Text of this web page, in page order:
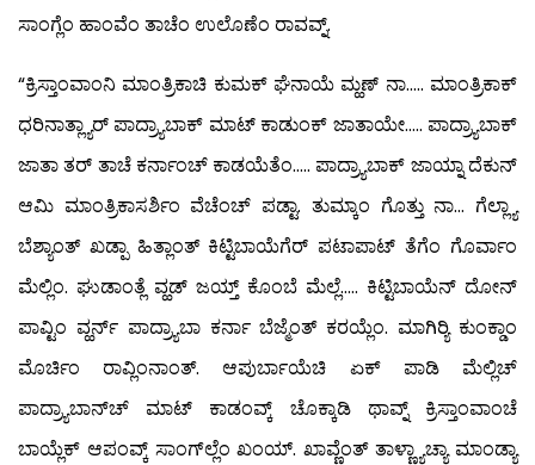
ಸಾಂಗ್ಲೆಂ ಹಾಂವೆಂ ತಾಚೆಂ ಉಲೊಣೆಂ ರಾವವ್ನ್.
“ಕ್ರಿಸ್ತಾಂವಾಂನಿ ಮಾಂತ್ರಿಕಾಚಿ ಕುಮಕ್ ಘೆನಾಯೆ ಮ್ಹಣ್ ನಾ….. ಮಾಂತ್ರಿಕಾಕ್
ಧರಿನಾತ್ಲ್ಯಾರ್ ಪಾದ್ರ್ಯಾಬಾಕ್ ಮಾಟ್ ಕಾಡುಂಕ್ ಜಾತಾಯೇ….. ಪಾದ್ರ್ಯಾಬಾಕ್
ಜಾತಾ ತರ್ ತಾಚೆ ಕರ್ನಾಂಚ್ ಕಾಡಯೆತೆಂ….. ಪಾದ್ರ್ಯಾಬಾಕ್ ಜಾಯ್ನಾ ದೆಕುನ್
ಆಮಿ ಮಾಂತ್ರಿಕಾಸರ್ಶಿಂ ವೆಚೆಂಚ್ ಪಡ್ಟಾ. ತುಮ್ಕಾಂ ಗೊತ್ತು ನಾ… ಗೆಲ್ಲ್ಯಾ
ಬೆಶ್ಯಾಂತ್ ಖಡ್ಪಾ ಹಿತ್ಲಾಂತ್ ಕಿಟ್ಟಿಬಾಯೆಗೆರ್ ಪಟಾಪಾಟ್ ತೆಗೆಂ ಗೊರ್ವಾಂ
ಮೆಲ್ಲಿಂ. ಘುಡಾಂತ್ಲೆ ವ್ಹಡ್ ಜಯ್ತ್ ಕೊಂಬೆ ಮೆಲ್ಲೆ….. ಕಿಟ್ಟಿಬಾಯೆನ್ ದೋನ್
ಪಾವ್ಟಿಂ ವ್ಹರ್ನ್ ಪಾದ್ರ್ಯಾಬಾ ಕರ್ನಾ ಬೆಜ್ಮೆಂತ್ ಕರಯ್ಲೆಂ. ಮಾಗಿರ್‍ಯಿ ಕುಂಕ್ಡಾಂ
ಮೊರ್ಚಿಂ ರಾವ್ಲಿಂನಾಂತ್. ಆಪುರ್ಬಾಯೆಚಿ ಏಕ್ ಪಾಡಿ ಮೆಲ್ಲಿಚ್
ಪಾದ್ರ್ಯಾಬಾನ್‍ಚ್ ಮಾಟ್ ಕಾಡಂವ್ಕ್ ಚೊಕ್ಕಾಡಿ ಥಾವ್ನ್ ಕ್ರಿಸ್ತಾಂವಾಂಚೆ
ಬಾಯ್ಲೆಕ್ ಆಪಂವ್ಕ್ ಸಾಂಗ್‍ಲ್ಲೆಂ ಖಂಯ್. ಖಾವ್ಣೆಂತ್ ತಾಳ್ಣ್ಯಾಚ್ಯಾ ಮಾಂಡ್ಯಾ